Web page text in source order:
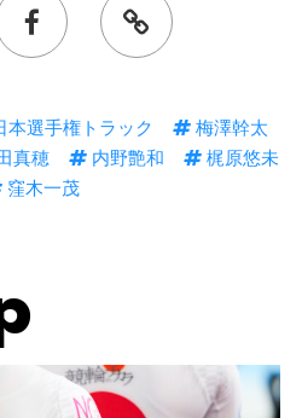
本選手権トラック
梅澤幹太
真穂 内野艶和
梶原悠未
窪木一茂